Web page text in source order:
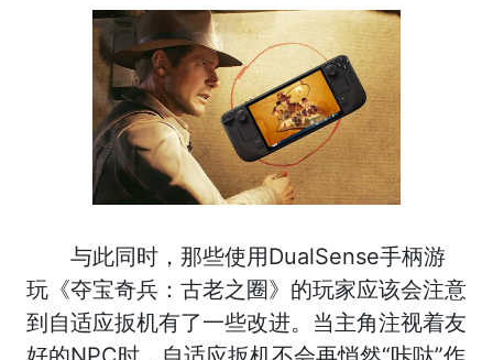
与此同时，那些使用DualSense手柄游
玩《夺宝奇兵：古老之圈》的玩家应该会注意
到自适应扳机有了一些改进。当主角注视着友